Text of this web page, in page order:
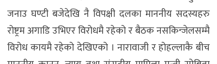
जनाउ घण्टी बजेदेखि नै विपक्षी दलका माननीय सदस्यहरु
रोष्ट्रम अगाडि उभिएर विरोधमै रहेको र बैठक नसकिन्जेलसम्मै
विरोध कायमै रहेको देखिएको । नारावाजी र होहल्लाकै बीच